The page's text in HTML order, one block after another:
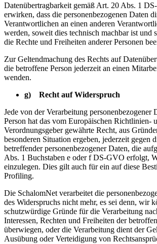
Datenübertragbarkeit gemäß Art. 20 Abs. 1
erwirken, dass die personenbezogenen Daten
Verantwortlichen an einen anderen
werden, soweit dies technisch machbar ist und
die Rechte und Freiheiten anderer Personen
Zur Geltendmachung des Rechts auf
die betroffene Person jederzeit an einen
wenden.
g) Recht auf Widerspruch
Jede von der Verarbeitung personenbezogener
Person hat das vom Europäischen Richtlinien-
Verordnungsgeber gewährte Recht, aus
besonderen Situation ergeben, jederzeit gegen
betreffender personenbezogener Daten, die
Abs. 1 Buchstaben e oder f DS-GVO erfolgt,
einzulegen. Dies gilt auch für ein auf diese
Profiling.
Die SchalomNet verarbeitet die
des Widerspruchs nicht mehr, es sei denn, wir
schutzwürdige Gründe für die Verarbeitung
Interessen, Rechten und Freiheiten der
überwiegen, oder die Verarbeitung dient der
Ausübung oder Verteidigung von